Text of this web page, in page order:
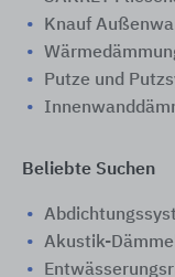
Knauf
Putze und
Beliebte Suchen
Akustik-